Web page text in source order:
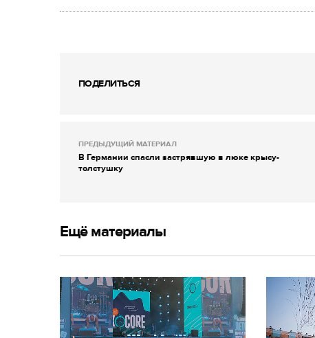
ПОДЕЛИТЬСЯ
ПРЕДЫДУЩИЙ МАТЕРИАЛ
В Германии спасли застрявшую в люке крысу-
толстушку
Ещё материалы